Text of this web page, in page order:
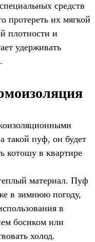
средств
протереть их мягкой
плотности и
удерживать
такой пуф, он будет
котошу в квартире
материал. Пуф
в зимнюю погоду,
в
босиком или
холод.